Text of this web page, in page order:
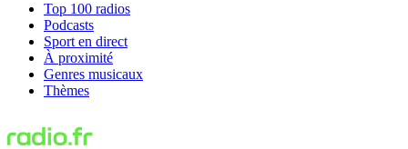
Top 100 radios
Podcasts
Sport en direct
À proximité
Genres musicaux
Thèmes